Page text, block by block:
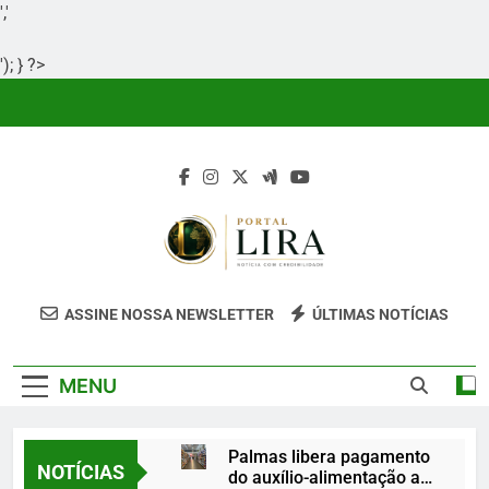
','
'); } ?>
Portal Lira
Portal Lira É Um Site Informativo
Clareza, Responsabilidade E Uma Boa
ASSINE NOSSA NEWSLETTER ÚLTIMAS NOTÍCIAS
MENU
NOTÍCIAS
Palmas libera pagamento
do auxílio-alimentação a